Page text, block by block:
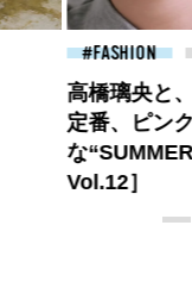
FASHION
【PRADA ×
る、ニュー